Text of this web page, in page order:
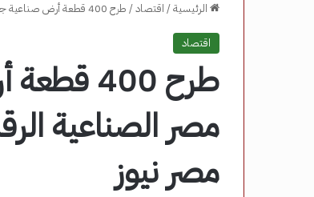
الرئيسية/ اقتصاد/ طرح 400 قطعة أرض صناعية جديدة عبر منصة مصر الصناعية الرقمية لدعم توطين الصناعة – مصر نيوز
اقتصاد
طرح
مصر الصناعية
مصر نيوز